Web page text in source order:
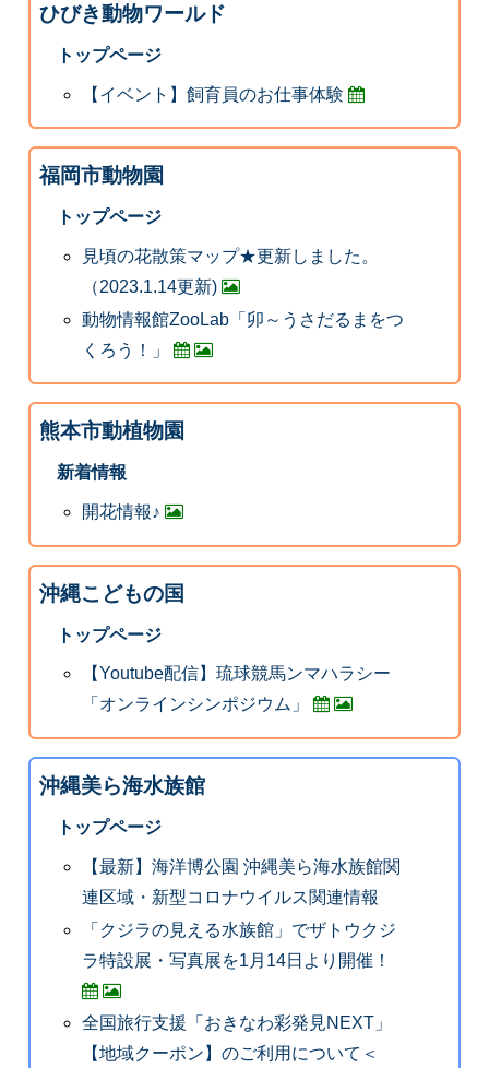
ひびき動物ワールド
トップページ
【イベント】飼育員のお仕事体験
福岡市動物園
トップページ
見頃の花散策マップ★更新しました。
（2023.1.14更新)
動物情報館ZooLab「卯～うさだるまをつ
くろう！」
熊本市動植物園
新着情報
開花情報♪
沖縄こどもの国
トップページ
【Youtube配信】琉球競馬ンマハラシー
「オンラインシンポジウム」
沖縄美ら海水族館
トップページ
【最新】海洋博公園 沖縄美ら海水族館関
連区域・新型コロナウイルス関連情報
「クジラの見える水族館」でザトウクジ
ラ特設展・写真展を1月14日より開催！
全国旅行支援「おきなわ彩発見NEXT」
【地域クーポン】のご利用について＜